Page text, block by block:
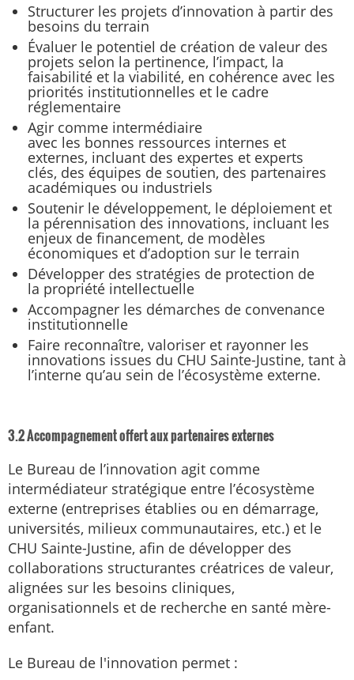
Structurer les projets d’innovation à partir des
besoins du terrain
Évaluer le potentiel de création de valeur des
projets selon la pertinence, l’impact, la
faisabilité et la viabilité, en cohérence avec les
priorités institutionnelles et le cadre
réglementaire
Agir comme intermédiaire
avec les bonnes ressources internes et
externes, incluant des expertes et experts
clés, des équipes de soutien, des partenaires
académiques ou industriels
Soutenir le développement, le déploiement et
la pérennisation des innovations, incluant les
enjeux de financement, de modèles
économiques et d’adoption sur le terrain
Développer des stratégies de protection de
la propriété intellectuelle
Accompagner les démarches de convenance
institutionnelle
Faire reconnaître, valoriser et rayonner les
innovations issues du CHU Sainte-Justine, tant à
l’interne qu’au sein de l’écosystème externe.
3.2 Accompagnement offert aux partenaires externes
Le Bureau de l’innovation agit comme
intermédiateur stratégique entre l’écosystème
externe (entreprises établies ou en démarrage,
universités, milieux communautaires, etc.) et le
CHU Sainte-Justine, afin de développer des
collaborations structurantes créatrices de valeur,
alignées sur les besoins cliniques,
organisationnels et de recherche en santé mère-
enfant.
Le Bureau de l'innovation permet :